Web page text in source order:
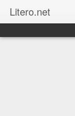
Litero.net